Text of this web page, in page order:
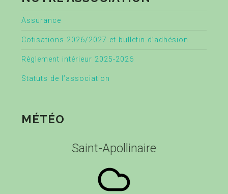
Assurance
Cotisations 2026/2027 et bulletin d’adhésion
Règlement intérieur 2025-2026
Statuts de l’association
MÉTÉO
Saint-Apollinaire